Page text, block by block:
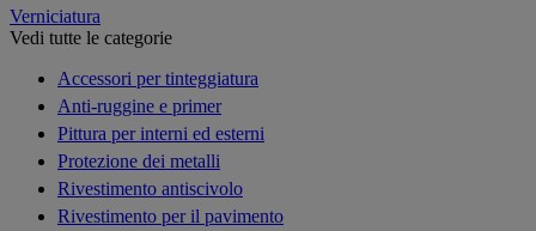
Verniciatura
Vedi tutte le categorie
Accessori per tinteggiatura
Anti-ruggine e primer
Pittura per interni ed esterni
Protezione dei metalli
Rivestimento antiscivolo
Rivestimento per il pavimento